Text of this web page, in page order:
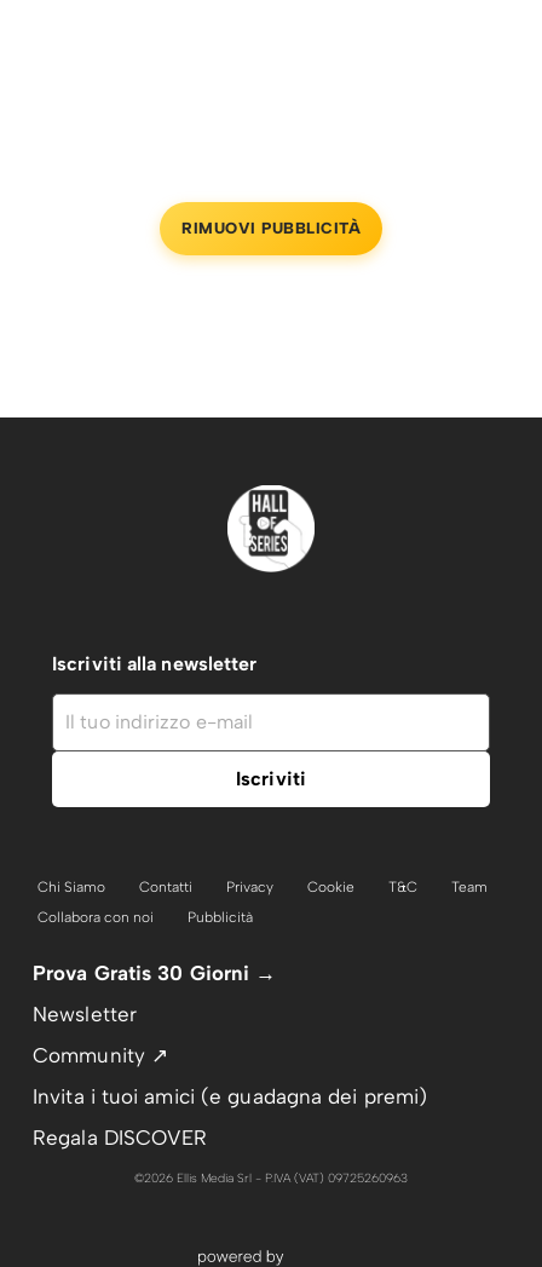
RIMUOVI PUBBLICITÀ
Iscriviti alla newsletter
Chi Siamo Contatti Privacy Cookie T&C
Team
Collabora con noi
Pubblicità
Prova Gratis 30 Giorni →
Newsletter
Community ↗
Invita i tuoi amici (e guadagna dei premi)
Regala DISCOVER
©2026 Ellis Media Srl - P.IVA (VAT) 09725260963